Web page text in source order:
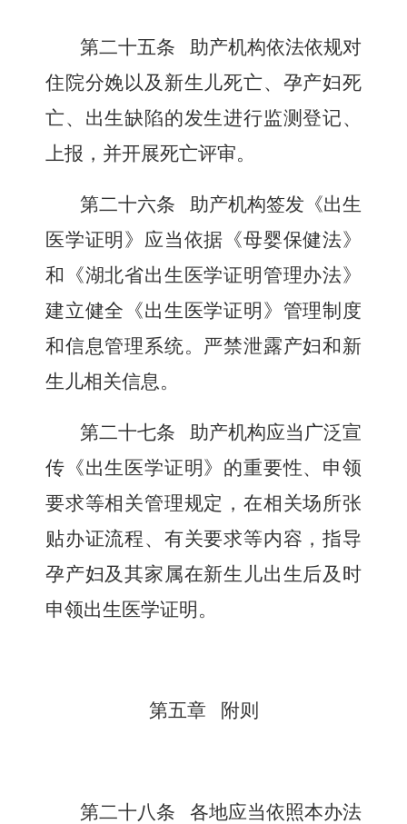
第二十五条
助产机构依法依规对
住院分娩以及新生儿死亡、孕产妇死
亡、出生缺陷的发生进行监测登记、
上报，并开展死亡评审。
第二十六条
助产机构签发《出生
医学证明》应当依据《母婴保健法》
和《湖北省出生医学证明管理办法》
建立健全《出生医学证明》管理制度
和信息管理系统。严禁泄露产妇和新
生儿相关信息。
第二十七条
助产机构应当广泛宣
传《出生医学证明》的重要性、申领
要求等相关管理规定，在相关场所张
贴办证流程、有关要求等内容，指导
孕产妇及其家属在新生儿出生后及时
申领出生医学证明。
第五章 附则
第二十八条
各地应当依照本办法